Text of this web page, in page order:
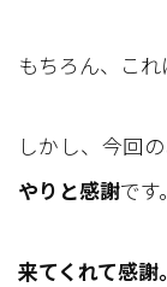
もちろん、これ
しかし、今回
やりと感謝です。
来てくれて感